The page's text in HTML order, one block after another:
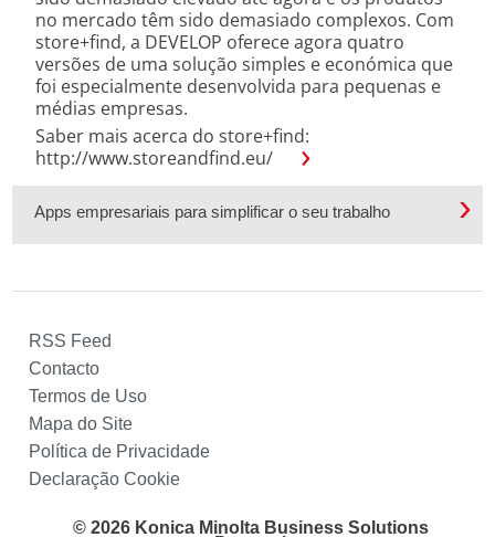
no mercado têm sido demasiado complexos. Com
store+find, a DEVELOP oferece agora quatro
versões de uma solução simples e económica que
foi especialmente desenvolvida para pequenas e
médias empresas.
Saber mais acerca do store+find:
http://www.storeandfind.eu/
Apps empresariais para simplificar o seu trabalho
RSS Feed
Contacto
Termos de Uso
Mapa do Site
Política de Privacidade
Declaração Cookie
© 2026 Konica Minolta Business Solutions